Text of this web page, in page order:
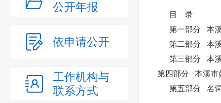
公开年报
依申请公开
工作机构与
联系方式
目 录
第一部分 本溪
第二部分 本溪
第三部分 本溪
第四部分 本溪市
第五部分 名词